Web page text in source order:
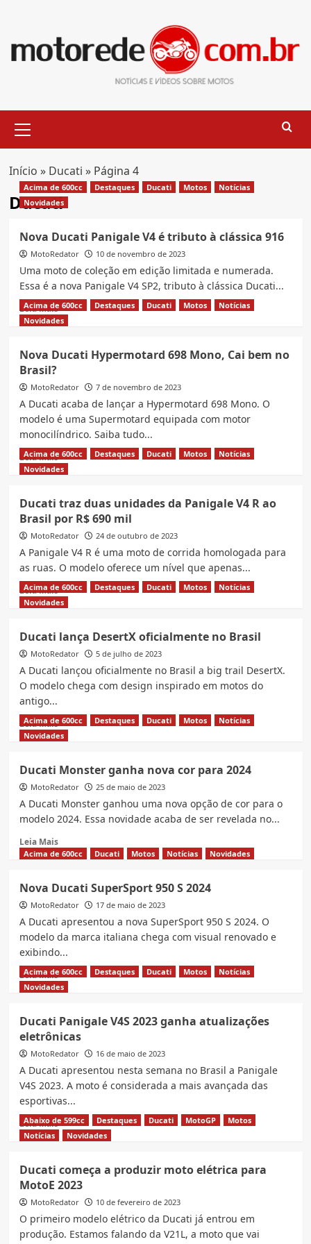
content
Menu
Início » Ducati » Página 4
Ducati
Acima de 600cc Destaques Ducati Motos
Notícias
Novidades
Nova Ducati Panigale V4 é tributo à clássica 916
MotoRedator 10 de novembro de 2023
Uma moto de coleção em edição limitada e numerada.
Essa é a nova Panigale V4 SP2, tributo à clássica Ducati...
Leia MaisRead
more
Ducati
V4
é
à
clássica
916
Acima de 600cc Destaques Ducati Motos
Notícias
Novidades
Nova Ducati Hypermotard 698 Mono, Cai bem no
Brasil?
MotoRedator 7 de novembro de 2023
A Ducati acaba de lançar a Hypermotard 698 Mono. O
modelo é uma Supermotard equipada com motor
monocilíndrico. Saiba tudo...
Leia MaisRead
more
Ducati
Hypermotard
698
Mono,
bem
no
Brasil?
Acima de 600cc Destaques Ducati Motos
Notícias
Novidades
Ducati traz duas unidades da Panigale V4 R ao
Brasil por R$ 690 mil
MotoRedator 24 de outubro de 2023
A Panigale V4 R é uma moto de corrida homologada para
as ruas. O modelo oferece um nível que apenas...
Leia MaisRead
more
traz
duas
unidades
da
Panigale
R
ao
R$
690
mil
Acima de 600cc Destaques Ducati Motos
Notícias
Novidades
Ducati lança DesertX oficialmente no Brasil
MotoRedator 5 de julho de 2023
A Ducati lançou oficialmente no Brasil a big trail DesertX.
O modelo chega com design inspirado em motos do
antigo...
Leia MaisRead
more
lança
DesertX
oficialmente
no
Acima de 600cc Destaques Ducati Motos
Notícias
Novidades
Ducati Monster ganha nova cor para 2024
MotoRedator 25 de maio de 2023
A Ducati Monster ganhou uma nova opção de cor para o
modelo 2024. Essa novidade acaba de ser revelada no...
Leia MaisRead
more
Monster
ganha
nova
cor
2024
Acima de 600cc Ducati Motos Notícias Novidades
Nova Ducati SuperSport 950 S 2024
MotoRedator 17 de maio de 2023
A Ducati apresentou a nova SuperSport 950 S 2024. O
modelo da marca italiana chega com visual renovado e
exibindo...
Leia MaisRead
more
Ducati
SuperSport
950
S
2024
Acima de 600cc Destaques Ducati Motos
Notícias
Novidades
Ducati Panigale V4S 2023 ganha atualizações
eletrônicas
MotoRedator 16 de maio de 2023
A Ducati apresentou nesta semana no Brasil a Panigale
V4S 2023. A moto é considerada a mais avançada das
esportivas...
Leia MaisRead
more
Panigale
V4S
2023
ganha
eletrônicas
Abaixo de 599cc Destaques Ducati MotoGP
Motos
Notícias
Novidades
Ducati começa a produzir moto elétrica para
MotoE 2023
MotoRedator 10 de fevereiro de 2023
O primeiro modelo elétrico da Ducati já entrou em
produção. Estamos falando da V21L, a moto que vai